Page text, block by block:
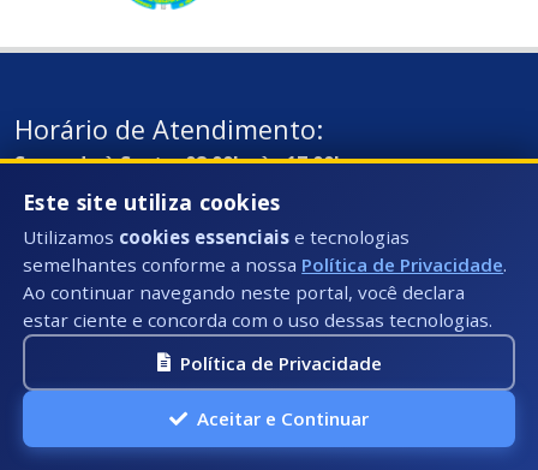
Horário de Atendimento:
Segunda à Sexta: 08:00hs às 17:00hs
Telefone:
(28) 99884-3729
E-mail:
contato@iuna.es.gov.br
Este site utiliza cookies
Utilizamos cookies essenciais e tecnologias
semelhantes conforme a nossa Política de Privacidade.
Ao continuar navegando neste portal, você declara
estar ciente e concorda com o uso dessas tecnologias.
Política de Privacidade
Aceitar e Continuar